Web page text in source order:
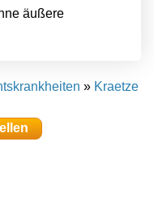
äußere
» Kraetze